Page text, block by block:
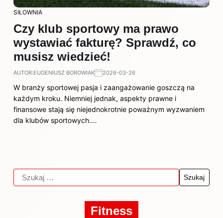
SIŁOWNIA
Czy klub sportowy ma prawo
wystawiać fakturę? Sprawdź, co
musisz wiedzieć!
AUTOR:EUGENIUSZ BOROWIAK 2026-03-26
W branży sportowej pasja i zaangażowanie goszczą na
każdym kroku. Niemniej jednak, aspekty prawne i
finansowe stają się niejednokrotnie poważnym wyzwaniem
dla klubów sportowych.…
Fitness